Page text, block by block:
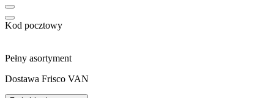
Kod pocztowy
Pełny asortyment
Dostawa Frisco VAN